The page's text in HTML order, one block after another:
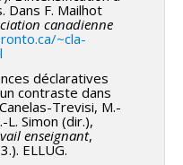
Dans F. Mailhot
canadienne
~cla-
déclaratives
contraste dans
Trevisi, M.-
L. Simon (dir.),
enseignant,
ELLUG.